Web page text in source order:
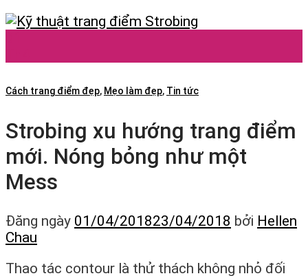
Cách trang điểm đẹp, Mẹo làm đẹp, Tin tức
Strobing xu hướng trang điểm
mới. Nóng bỏng như một
Mess
Đăng ngày 01/04/201823/04/2018 bởi Hellen
Chau
Thao tác contour là thử thách không nhỏ đối